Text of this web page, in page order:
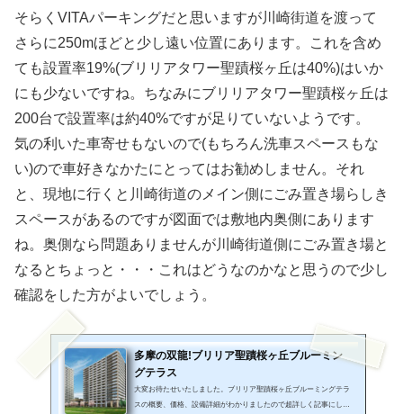
そらくVITAパーキングだと思いますが川崎街道を渡って
さらに250mほどと少し遠い位置にあります。これを含め
ても設置率19%(ブリリアタワー聖蹟桜ヶ丘は40%)はいか
にも少ないですね。ちなみにブリリアタワー聖蹟桜ヶ丘は
200台で設置率は約40%ですが足りていないようです。
気の利いた車寄せもないので(もちろん洗車スペースもな
い)ので車好きなかたにとってはお勧めしません。それ
と、現地に行くと川崎街道のメイン側にごみ置き場らしき
スペースがあるのですが図面では敷地内奥側にあります
ね。奥側なら問題ありませんが川崎街道側にごみ置き場と
なるとちょっと・・・これはどうなのかなと思うので少し
確認をした方がよいでしょう。
多摩の双龍!ブリリア聖蹟桜ヶ丘ブルーミン
グテラス
大変お待たせいたしました。ブリリア聖蹟桜ヶ丘ブルーミングテラ
スの概要、価格、設備詳細がわかりましたので超詳しく記事にして